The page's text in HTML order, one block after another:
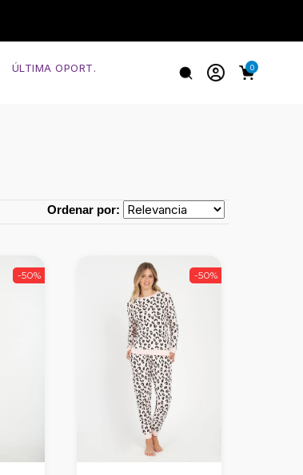
ÚLTIMA OPORT. 0
Ordenar por:
-50% -50%